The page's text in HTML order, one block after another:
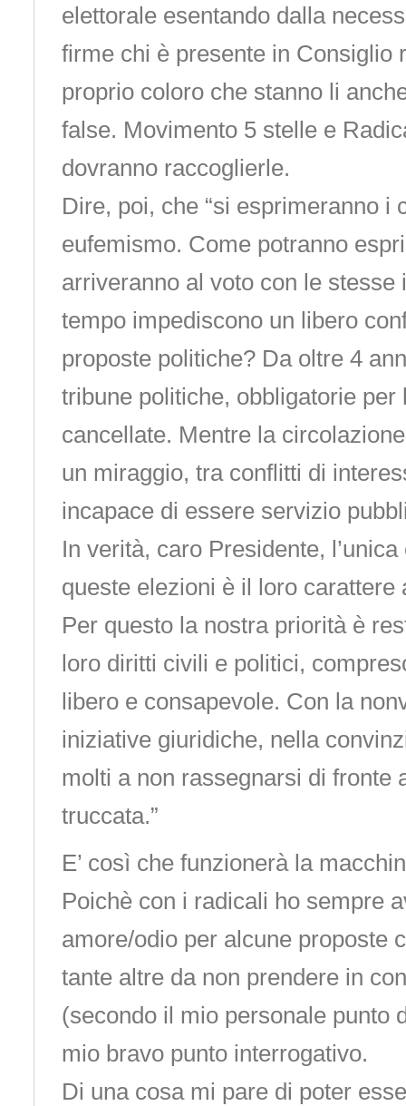
elettorale esentando dalla
firme chi è presente in Consiglio
proprio coloro che stanno li
false. Movimento 5 stelle e
dovranno raccoglierle.
Dire, poi, che “si esprimeranno i
eufemismo. Come potranno
arriveranno al voto con le stesse
tempo impediscono un libero
proposte politiche? Da oltre 4
tribune politiche, obbligatorie per
cancellate. Mentre la
un miraggio, tra conflitti di
incapace di essere servizio
In verità, caro Presidente,
queste elezioni è il loro carattere
Per questo la nostra priorità è
loro diritti civili e politici,
libero e consapevole. Con la
iniziative giuridiche, nella
molti a non rassegnarsi di fronte
truccata.”
E’ così che funzionerà la
Poichè con i radicali ho sempre
amore/odio per alcune proposte
tante altre da non prendere in
(secondo il mio personale punto
mio bravo punto interrogativo.
Di una cosa mi pare di poter